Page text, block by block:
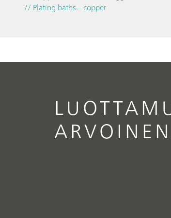
// Plating baths – copper
ARVOINEN